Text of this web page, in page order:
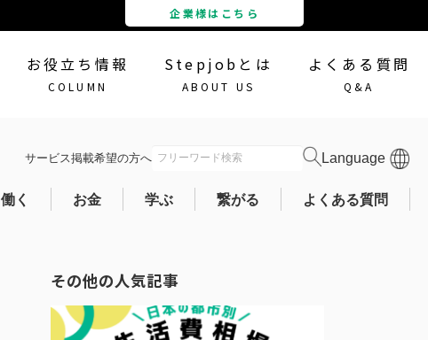
企業様はこちら
会員ログイン
お役立ち情報
COLUMN
Stepjobとは
ABOUT US
よくある質問
Q&A
サービス掲載希望の方へ
働く お金 学ぶ 繋がる よくある質問
その他の人気記事